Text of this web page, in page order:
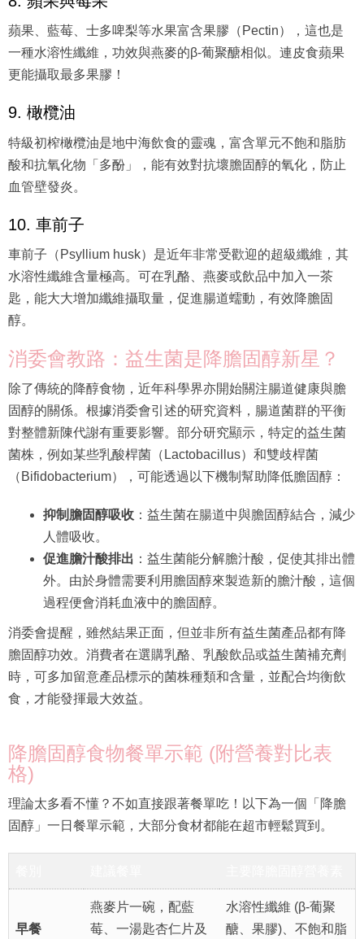
蘋果、藍莓、士多啤梨等水果富含果膠（Pectin），這也是
一種水溶性纖維，功效與燕麥的β-葡聚醣相似。連皮食蘋果
更能攝取最多果膠！
9. 橄欖油
特級初榨橄欖油是地中海飲食的靈魂，富含單元不飽和脂肪
酸和抗氧化物「多酚」，能有效對抗壞膽固醇的氧化，防止
血管壁發炎。
10. 車前子
車前子（Psyllium husk）是近年非常受歡迎的超級纖維，其
水溶性纖維含量極高。可在乳酪、燕麥或飲品中加入一茶
匙，能大大增加纖維攝取量，促進腸道蠕動，有效降膽固
醇。
消委會教路：益生菌是降膽固醇新星？
除了傳統的降醇食物，近年科學界亦開始關注腸道健康與膽
固醇的關係。根據消委會引述的研究資料，腸道菌群的平衡
對整體新陳代謝有重要影響。部分研究顯示，特定的益生菌
菌株，例如某些乳酸桿菌（Lactobacillus）和雙歧桿菌
（Bifidobacterium），可能透過以下機制幫助降低膽固醇：
抑制膽固醇吸收 ：益生菌在腸道中與膽固醇結合，減少
人體吸收。
促進膽汁酸排出 ：益生菌能分解膽汁酸，促使其排出體
外。由於身體需要利用膽固醇來製造新的膽汁酸，這個
過程便會消耗血液中的膽固醇。
消委會提醒，雖然結果正面，但並非所有益生菌產品都有降
膽固醇功效。消費者在選購乳酪、乳酸飲品或益生菌補充劑
時，可多加留意產品標示的菌株種類和含量，並配合均衡飲
食，才能發揮最大效益。
降膽固醇食物餐單示範 (附營養對比表
格)
理論太多看不懂？不如直接跟著餐單吃！以下為一個「降膽
固醇」一日餐單示範，大部分食材都能在超市輕鬆買到。
早餐
燕麥片一碗，配藍
莓、一湯匙杏仁片及
水溶性纖維 (β-葡聚
醣、果膠)、不飽和脂